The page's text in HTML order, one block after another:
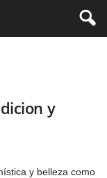
y
y belleza como